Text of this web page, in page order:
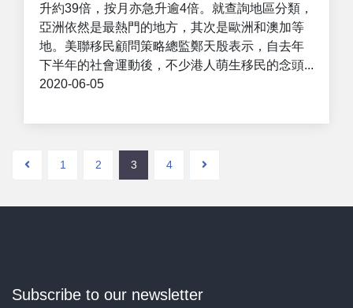
升約39倍，按月亦急升逾4倍。就查詢地區分類，
亞洲依然是最熱門的地方，其次是歐洲和澳加等
地。美聯移民顧問策略總監鄭天殷表示，自去年
下半年的社會運動後，不少港人萌生移民的念頭...
2020-06-05
1 2 3 4
Subscribe to our newsletter